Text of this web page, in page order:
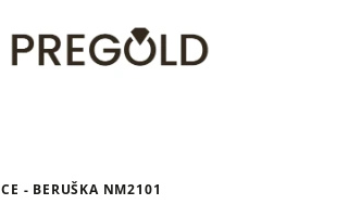
- BERUŠKA NM2101